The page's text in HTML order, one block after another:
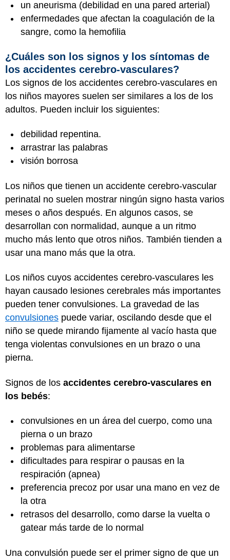
un aneurisma (debilidad en una pared arterial)
enfermedades que afectan la coagulación de la
sangre, como la hemofilia
¿Cuáles son los signos y los síntomas de
los accidentes cerebro-vasculares?
Los signos de los accidentes cerebro-vasculares en
los niños mayores suelen ser similares a los de los
adultos. Pueden incluir los siguientes:
debilidad repentina.
arrastrar las palabras
visión borrosa
Los niños que tienen un accidente cerebro-vascular
perinatal no suelen mostrar ningún signo hasta varios
meses o años después. En algunos casos, se
desarrollan con normalidad, aunque a un ritmo
mucho más lento que otros niños. También tienden a
usar una mano más que la otra.
Los niños cuyos accidentes cerebro-vasculares les
hayan causado lesiones cerebrales más importantes
pueden tener convulsiones. La gravedad de las
convulsiones puede variar, oscilando desde que el
niño se quede mirando fijamente al vacío hasta que
tenga violentas convulsiones en un brazo o una
pierna.
Signos de los accidentes cerebro-vasculares en
los bebés:
convulsiones en un área del cuerpo, como una
pierna o un brazo
problemas para alimentarse
dificultades para respirar o pausas en la
respiración (apnea)
preferencia precoz por usar una mano en vez de
la otra
retrasos del desarrollo, como darse la vuelta o
gatear más tarde de lo normal
Una convulsión puede ser el primer signo de que un